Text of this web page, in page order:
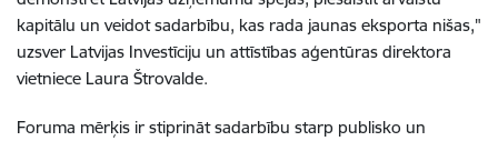
kapitālu un veidot sadarbību, kas rada jaunas eksporta nišas,"
uzsver Latvijas Investīciju un attīstības aģentūras direktora
vietniece Laura Štrovalde.
Foruma mērķis ir stiprināt sadarbību starp publisko un